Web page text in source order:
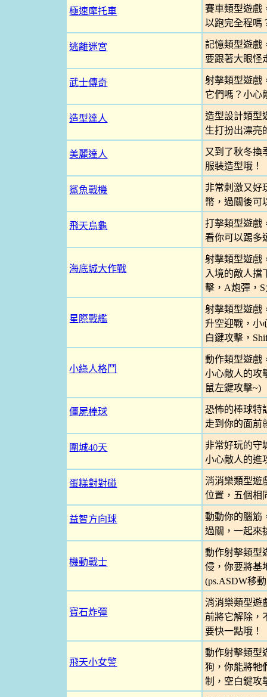
極速摩托車
賽車類型遊戲
以跑完全程嗎
逃離迷宮
記憶類型遊戲
要跟著大眼怪
武士傳奇
射擊類型遊戲
它們嗎？小心
造型達人
造型設計類型
生打扮出漂亮
美麗達人
又到了秋冬換
服裝造型哦！
鯊魚戰機
非常刺激又好
幣，過關後可
飛天烏龜
打擊類型遊戲
看你可以踢多
海底城大作戰
射擊類型遊戲
入境的敵人擋
擊，A炮彈，
星際戰艦
射擊類型遊戲
升空迎戰，小
白鍵攻擊，
小綠人格鬥
動作類型遊戲
小心敵人的攻
鼠左鍵攻擊~)
僵屍棒球
恐怖的棒球特
走到你的面前
圍城40天
非常好玩的守
小心敵人的進
蛋糕對對碰
消消樂類型遊
位置，五個相
益智方向球
動動你的腦筋
過關，一起來
機動戰士
動作射擊類型
侵，你要將基
(ps.ASDW移
寶石炸彈
消消樂類型遊
前將它解除，
要快一點哦！
飛天小女警
動作射擊類型
狗，你能將牠
制，空白鍵攻